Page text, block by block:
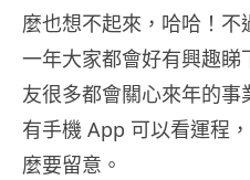
麼也想不起來，哈哈！
一年大家都會好有興趣
友很多都會關心來年的
有手機 App 可以看運程
麼要留意。